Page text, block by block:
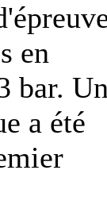
en
bar.
a été